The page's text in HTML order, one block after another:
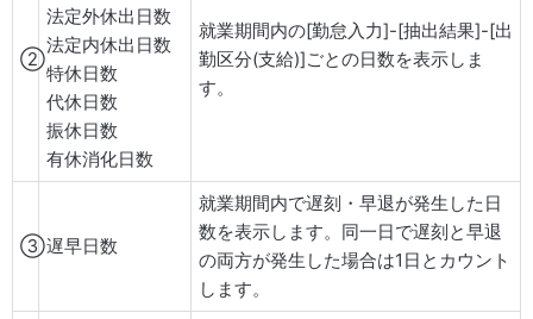
②
法定外休出日数
法定内休出日数
特休日数
代休日数
振休日数
有休消化日数
就業期間内の[勤怠入力]-[抽出結果]-[出
勤区分(支給)]ごとの日数を表示しま
す。
③遅早日数
就業期間内で遅刻・早退が発生した日
数を表示します。同一日で遅刻と早退
の両方が発生した場合は1日とカウント
します。